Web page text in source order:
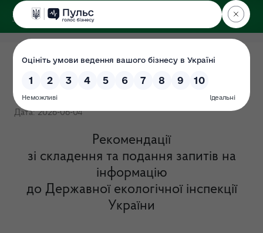
ДЕРЖЕКОІНСПЕКЦІЯ
Порядок складання та
надання запитів
Дата: 2026-06-04
Рекомендації
зі складення та подання запитів на
інформацію
до Державної екологічної інспекції
України